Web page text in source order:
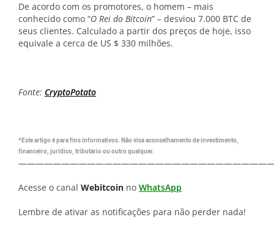
De acordo com os promotores, o homem – mais
conhecido como “O Rei do Bitcoin” – desviou 7.000 BTC de
seus clientes. Calculado a partir dos preços de hoje, isso
equivale a cerca de US $ 330 milhões.
Fonte: CryptoPotato
*Este artigo é para fins informativos. Não visa aconselhamento de investimento,
financeiro, jurídico, tributário ou outro qualquer.
Acesse o canal Webitcoin no WhatsApp
Lembre de ativar as notificações para não perder nada!